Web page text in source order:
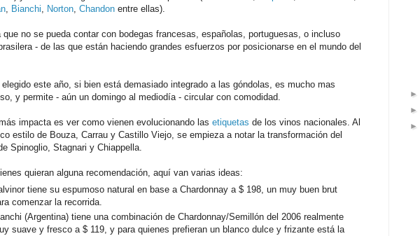
Bianchi Norton Chandon entre ellas).
que no se pueda contar con bodegas francesas, españolas, portuguesas, o incluso
- de las que están haciendo grandes esfuerzos por posicionarse en el mundo del
elegido este año, si bien está demasiado integrado a las góndolas, es mucho mas
y permite - aún un domingo al mediodía - circular con comodidad.
impacta es ver como vienen evolucionando las etiquetas de los vinos nacionales. Al
estilo de Bouza, Carrau y Castillo Viejo, se empieza a notar la transformación del
Spinoglio, Stagnari y Chiappella.
quieran alguna recomendación, aquí van varias ideas:
tiene su espumoso natural en base a Chardonnay a $ 198, un muy buen brut
comenzar la recorrida.
(Argentina) tiene una combinación de Chardonnay/Semillón del 2006 realmente
suave y fresco a $ 119, y para quienes prefieran un blanco dulce y frizante está la
►
►
►